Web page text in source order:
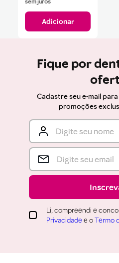
Adicionar
Fique por
Cadastre seu e-mail
promoções
Li, compreendi e
Privacidade e oTermo